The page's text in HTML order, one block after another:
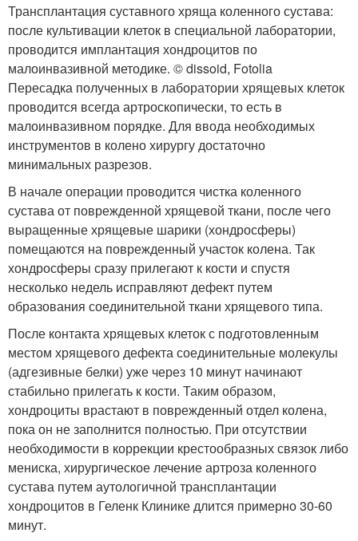
Трансплантация суставного хряща коленного сустава:
после культивации клеток в специальной лаборатории,
проводится имплантация хондроцитов по
малоинвазивной методике. © dissoid, Fotolia
Пересадка полученных в лаборатории хрящевых клеток
проводится всегда артроскопически, то есть в
малоинвазивном порядке. Для ввода необходимых
инструментов в колено хирургу достаточно
минимальных разрезов.
В начале операции проводится чистка коленного
сустава от поврежденной хрящевой ткани, после чего
выращенные хрящевые шарики (хондросферы)
помещаются на поврежденный участок колена. Так
хондросферы сразу прилегают к кости и спустя
несколько недель исправляют дефект путем
образования соединительной ткани хрящевого типа.
После контакта хрящевых клеток с подготовленным
местом хрящевого дефекта соединительные молекулы
(адгезивные белки) уже через 10 минут начинают
стабильно прилегать к кости. Таким образом,
хондроциты врастают в поврежденный отдел колена,
пока он не заполнится полностью. При отсутствии
необходимости в коррекции крестообразных связок либо
мениска, хирургическое лечение артроза коленного
сустава путем аутологичной трансплантации
хондроцитов в Геленк Клинике длится примерно 30-60
минут.